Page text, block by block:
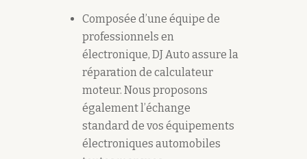
Composée d’une équipe de
professionnels en
électronique, DJ Auto assure la
réparation de calculateur
moteur. Nous proposons
également l’échange
standard de vos équipements
électroniques automobiles